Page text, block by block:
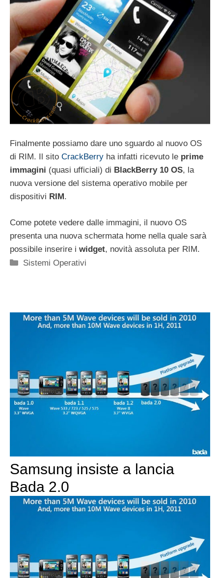
Finalmente possiamo dare uno sguardo al nuovo OS
di RIM. Il sito CrackBerry ha infatti ricevuto le prime
immagini (quasi ufficiali) di BlackBerry 10 OS, la
nuova versione del sistema operativo mobile per
dispositivi RIM.
Come potete vedere dalle immagini, il nuovo OS
presenta una nuova schermata home nella quale sarà
possibile inserire i widget, novità assoluta per RIM.
Categorie
Sistemi Operativi
Samsung insiste a lancia
Bada 2.0